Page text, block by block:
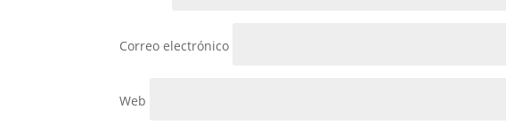
Correo electrónico
Web